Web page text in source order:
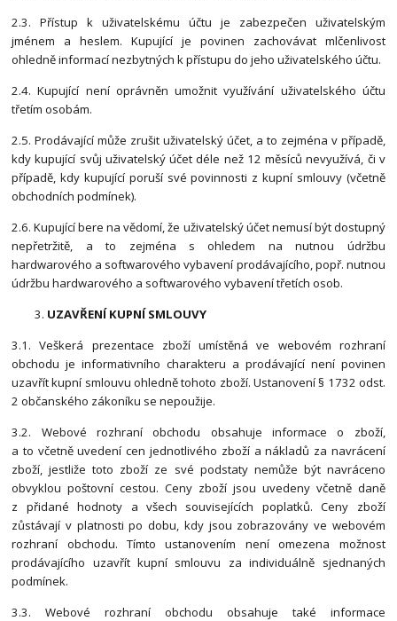
2.3. Přístup k uživatelskému účtu je zabezpečen uživatelským
jménem a heslem. Kupující je povinen zachovávat mlčenlivost
ohledně informací nezbytných k přístupu do jeho uživatelského účtu.
2.4. Kupující není oprávněn umožnit využívání uživatelského účtu
třetím osobám.
2.5. Prodávající může zrušit uživatelský účet, a to zejména v případě,
kdy kupující svůj uživatelský účet déle než 12 měsíců nevyužívá, či v
případě, kdy kupující poruší své povinnosti z kupní smlouvy (včetně
obchodních podmínek).
2.6. Kupující bere na vědomí, že uživatelský účet nemusí být dostupný
nepřetržitě, a to zejména s ohledem na nutnou údržbu
hardwarového a softwarového vybavení prodávajícího, popř. nutnou
údržbu hardwarového a softwarového vybavení třetích osob.
UZAVŘENÍ KUPNÍ SMLOUVY
3.1. Veškerá prezentace zboží umístěná ve webovém rozhraní
obchodu je informativního charakteru a prodávající není povinen
uzavřít kupní smlouvu ohledně tohoto zboží. Ustanovení § 1732 odst.
2 občanského zákoníku se nepoužije.
3.2. Webové rozhraní obchodu obsahuje informace o zboží,
a to včetně uvedení cen jednotlivého zboží a nákladů za navrácení
zboží, jestliže toto zboží ze své podstaty nemůže být navráceno
obvyklou poštovní cestou. Ceny zboží jsou uvedeny včetně daně
z přidané hodnoty a všech souvisejících poplatků. Ceny zboží
zůstávají v platnosti po dobu, kdy jsou zobrazovány ve webovém
rozhraní obchodu. Tímto ustanovením není omezena možnost
prodávajícího uzavřít kupní smlouvu za individuálně sjednaných
podmínek.
3.3. Webové rozhraní obchodu obsahuje také informace